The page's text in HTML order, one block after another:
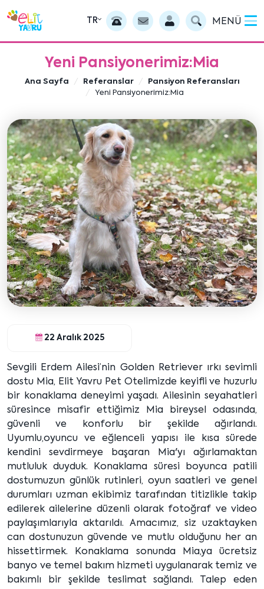
TR MENÜ
Yeni Pansiyonerimiz:Mia
Ana Sayfa Referanslar
Pansiyon Referansları
Yeni Pansiyonerimiz:Mia
22 Aralık 2025
Sevgili Erdem Ailesi’nin Golden Retriever ırkı sevimli
dostu Mia, Elit Yavru Pet Otelimizde keyifli ve huzurlu
bir konaklama deneyimi yaşadı. Ailesinin seyahatleri
süresince misafir ettiğimiz Mia bireysel odasında,
güvenli ve konforlu bir şekilde ağırlandı.
Uyumlu,oyuncu ve eğlenceli yapısı ile kısa sürede
kendini sevdirmeye başaran Mia'yı ağırlamaktan
mutluluk duyduk. Konaklama süresi boyunca patili
dostumuzun günlük rutinleri, oyun saatleri ve genel
durumları uzman ekibimiz tarafından titizlikle takip
edilerek ailelerine düzenli olarak fotoğraf ve video
paylaşımlarıyla aktarıldı. Amacımız, siz uzaktayken
can dostunuzun güvende ve mutlu olduğunu her an
hissettirmek. Konaklama sonunda Mia,ya ücretsiz
banyo ve temel bakım hizmeti uygulanarak temiz ve
bakımlı bir şekilde teslimat sağlandı. Talep eden